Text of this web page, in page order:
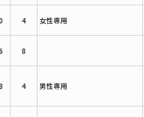
4 女性専用
8
4 男性専用